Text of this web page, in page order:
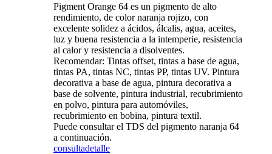
Pigment Orange 64 es un pigmento de alto
rendimiento, de color naranja rojizo, con
excelente solidez a ácidos, álcalis, agua, aceites,
luz y buena resistencia a la intemperie, resistencia
al calor y resistencia a disolventes.
Recomendar: Tintas offset, tintas a base de agua,
tintas PA, tintas NC, tintas PP, tintas UV. Pintura
decorativa a base de agua, pintura decorativa a
base de solvente, pintura industrial, recubrimiento
en polvo, pintura para automóviles,
recubrimiento en bobina, pintura textil.
Puede consultar el TDS del pigmento naranja 64
a continuación.
consultadetalle